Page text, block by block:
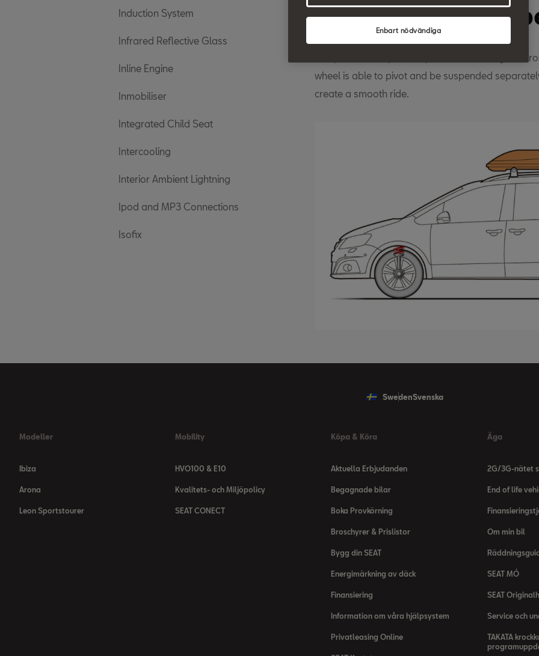
Induction System
Infrared Reflective Glass
Inline Engine
Inmobiliser
Integrated Child Seat
Intercooling
Interior Ambient Lightning
Ipod and MP3 Connections
Isofix
Independent
Independent suspension provides handling,
wheel is able to pivot and be suspended
create a smooth ride.
SwedenSvenska
Modeller
Ibiza
Arona
Leon Sportstourer
Mobility
HVO100 & E10
Kvalitets- och Miljöpolicy
SEAT CONECT
Köpa & Köra
Aktuella Erbjudanden
Begagnade bilar
Boka Provkörning
Broschyrer & Prislistor
Bygg din SEAT
Energimärkning av däck
Finansiering
Information om våra hjälpsystem
Privatleasing Online
Äga
2G/3G-nätet
End of life
Om min bil
SEAT MÓ
SEAT
Service och
TAKATA
Enbart nödvändiga